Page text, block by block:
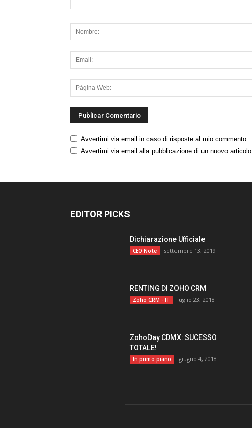
Avvertimi via email in caso di risposte al mio commento.
Avvertimi via email alla pubblicazione di un nuovo articolo
EDITOR PICKS
Dichiarazione Ufficiale
CEO Note settembre 13, 2019
RENTING DI ZOHO CRM
Zoho CRM - IT luglio 23, 2018
ZohoDay CDMX: SUCESSO
TOTALE!
In primo piano giugno 4, 2018